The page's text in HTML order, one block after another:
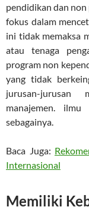
pendidikan dan
fokus dalam
ini tidak memaksa
atau tenaga
program non
yang tidak
jurusan-jurusan
manajemen.
sebagainya.
Baca Juga:
Internasional
Memiliki